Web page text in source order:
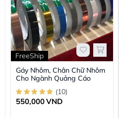
FreeShip
Gáy Nhôm, Chân Chữ Nhôm
Cho Ngành Quảng Cáo
(10)
550,000VND